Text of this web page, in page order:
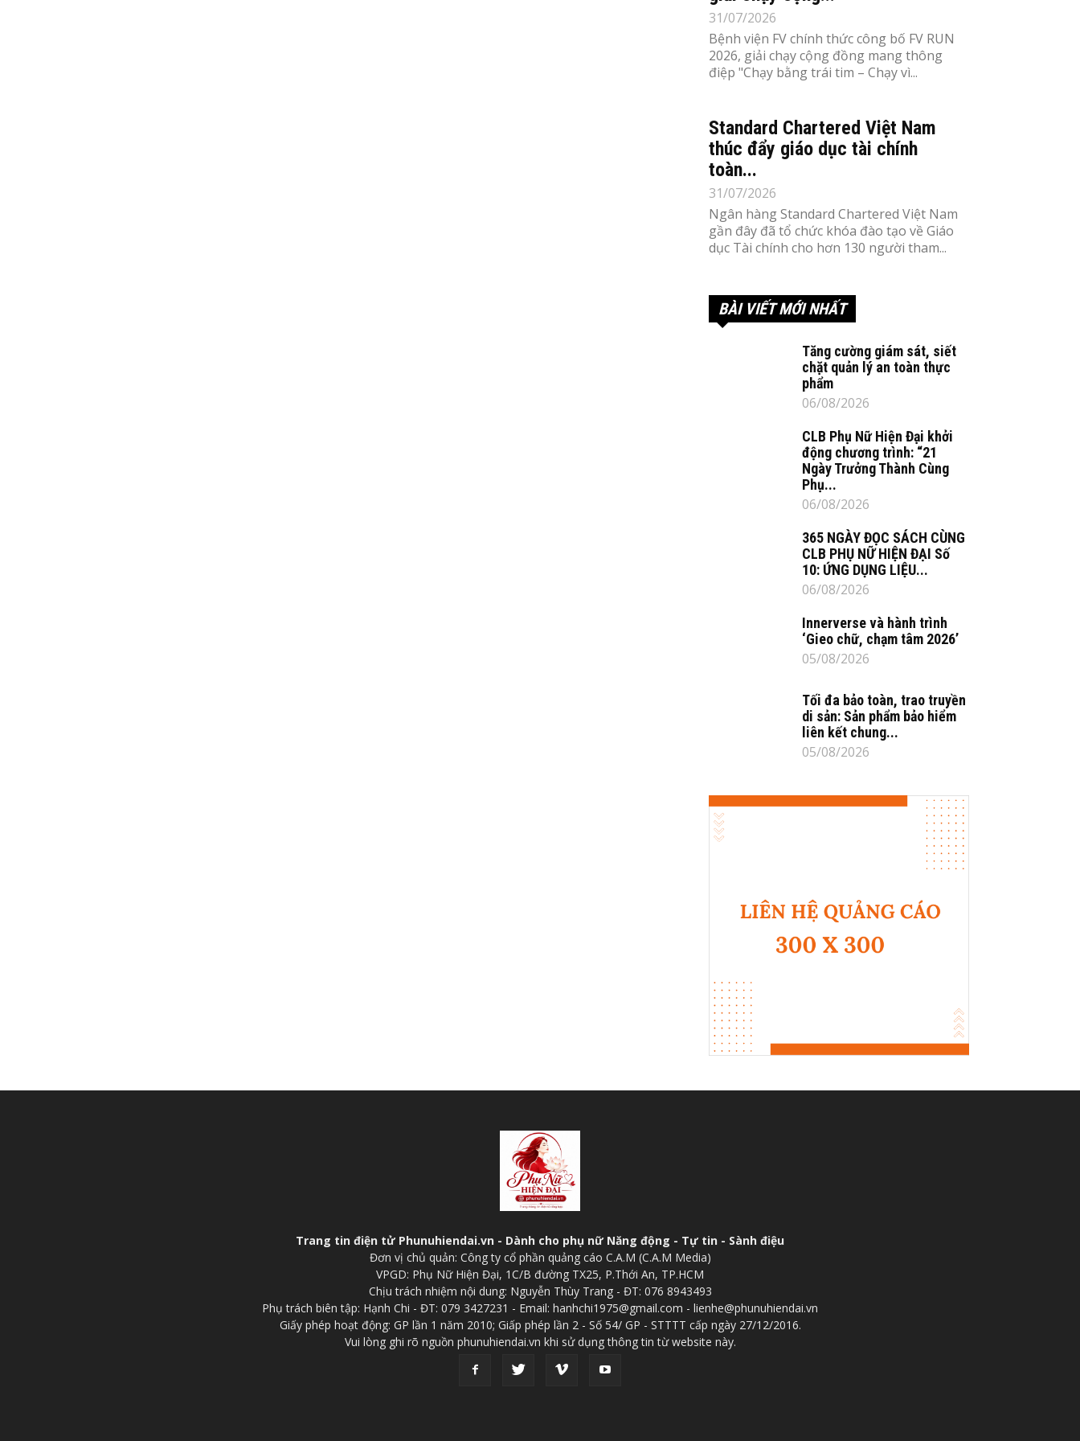
31/07/2026
Bệnh viện FV chính thức công bố FV RUN
2026, giải chạy cộng đồng mang thông
điệp "Chạy bằng trái tim – Chạy vì...
Standard Chartered Việt Nam
thúc đẩy giáo dục tài chính
toàn...
31/07/2026
Ngân hàng Standard Chartered Việt Nam
gần đây đã tổ chức khóa đào tạo về Giáo
dục Tài chính cho hơn 130 người tham...
BÀI VIẾT MỚI NHẤT
Tăng cường giám sát, siết
chặt quản lý an toàn thực
phẩm
06/08/2026
CLB Phụ Nữ Hiện Đại khởi
động chương trình: “21
Ngày Trưởng Thành Cùng
Phụ...
06/08/2026
365 NGÀY ĐỌC SÁCH CÙNG
CLB PHỤ NỮ HIỆN ĐẠI Số
10: ỨNG DỤNG LIỆU...
06/08/2026
Innerverse và hành trình
‘Gieo chữ, chạm tâm 2026’
05/08/2026
Tối đa bảo toàn, trao truyền
di sản: Sản phẩm bảo hiểm
liên kết chung...
05/08/2026
Trang tin điện tử Phunuhiendai.vn - Dành cho phụ nữ Năng động - Tự tin - Sành điệu
Đơn vị chủ quản: Công ty cổ phần quảng cáo C.A.M (C.A.M Media)
VPGD: Phụ Nữ Hiện Đại, 1C/B đường TX25, P.Thới An, TP.HCM
Chịu trách nhiệm nội dung: Nguyễn Thùy Trang - ĐT: 076 8943493
Phụ trách biên tập: Hạnh Chi - ĐT: 079 3427231 - Email: hanhchi1975@gmail.com - lienhe@phunuhiendai.vn
Giấy phép hoạt động: GP lần 1 năm 2010; Giấp phép lần 2 - Số 54/ GP - STTTT cấp ngày 27/12/2016.
Vui lòng ghi rõ nguồn phunuhiendai.vn khi sử dụng thông tin từ website này.